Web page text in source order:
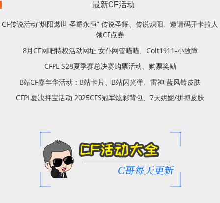
最新CF活动
CF传说活动“炽阳燃世 圣耀永恒” 传说圣耀、传说炽阳、邀请码开卡拉人
领CF点券
8月CF网吧特权活动网址 女仆网管喵喵、Colt1911-小故障
CFPL S28夏季赛总决赛购票活动、购票奖励
B站CF嘉年华活动：B站卡片、B站闪光弹、雷神-蓝风铃皮肤
CFPL夏决押宝活动 2025CFS冠军炫彩背包、7天妮妮/拼搏皮肤